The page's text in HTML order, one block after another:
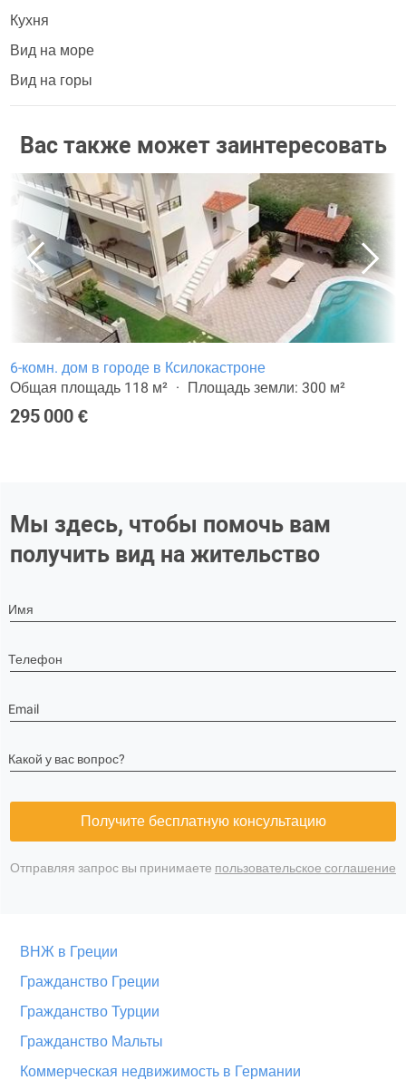
Кухня
Вид на море
Вид на горы
Вас также может заинтересовать
6-комн. дом в городе в Ксилокастроне
Общая площадь 118 м²
Площадь земли: 300 м²
295 000 €
Мы здесь, чтобы помочь вам
получить вид на жительство
Имя
Телефон
Email
Какой у вас вопрос?
Получите бесплатную консультацию
Отправляя запрос вы принимаете пользовательское соглашение
ВНЖ в Греции
Гражданство Греции
Гражданство Турции
Гражданство Мальты
Коммерческая недвижимость в Германии